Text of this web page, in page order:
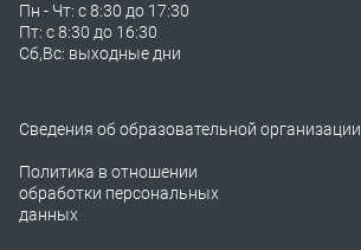
Пн - Чт: с 8:30 до 17:30
Пт: с 8:30 до 16:30
Сб,Вс: выходные дни
Сведения об образовательной организации
Политика в отношении
обработки персональных
данных